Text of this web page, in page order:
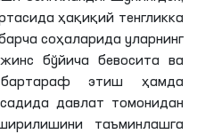
ҳақиқий тенгликка
соҳаларида уларнинг
бўйича бевосита ва
бартараф этиш ҳамда
давлат томонидан
таъминлашга